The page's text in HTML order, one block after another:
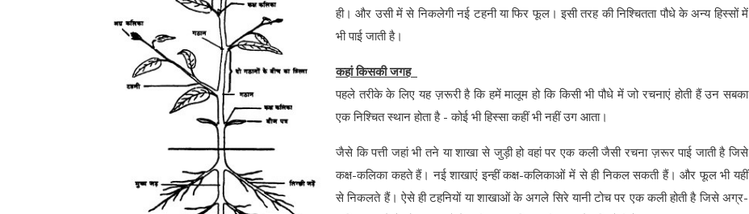
ही। और उसी में से निकलेगी नई टहनी या फिर फूल। इसी तरह की निश्चितता पौधे के अन्य हिस्सों में
भी पाई जाती है।
कहां किसकी जगह
पहले तरीके के लिए यह ज़रूरी है कि हमें मालूम हो कि किसी भी पौधे में जो रचनाएं होती हैं उन सबका
एक निश्चित स्थान होता है - कोई भी हिस्सा कहीं भी नहीं उग आता।
जैसे कि पत्ती जहां भी तने या शाखा से जुड़ी हो वहां पर एक कली जैसी रचना ज़रूर पाई जाती है जिसे
कक्ष-कलिका कहते हैं। नई शाखाएं इन्हीं कक्ष-कलिकाओं में से ही निकल सकती हैं। और फूल भी यहीं
से निकलते हैं। ऐसे ही टहनियों या शाखाओं के अगले सिरे यानी टोच पर एक कली होती है जिसे अग्र-